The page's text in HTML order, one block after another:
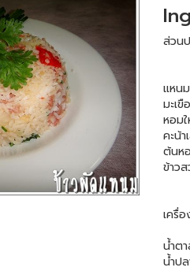
ส่วน
แหน
มะเ
หอม
คะน้
ต้นห
ข้าว
เครื่
น้ำต
น้ำป